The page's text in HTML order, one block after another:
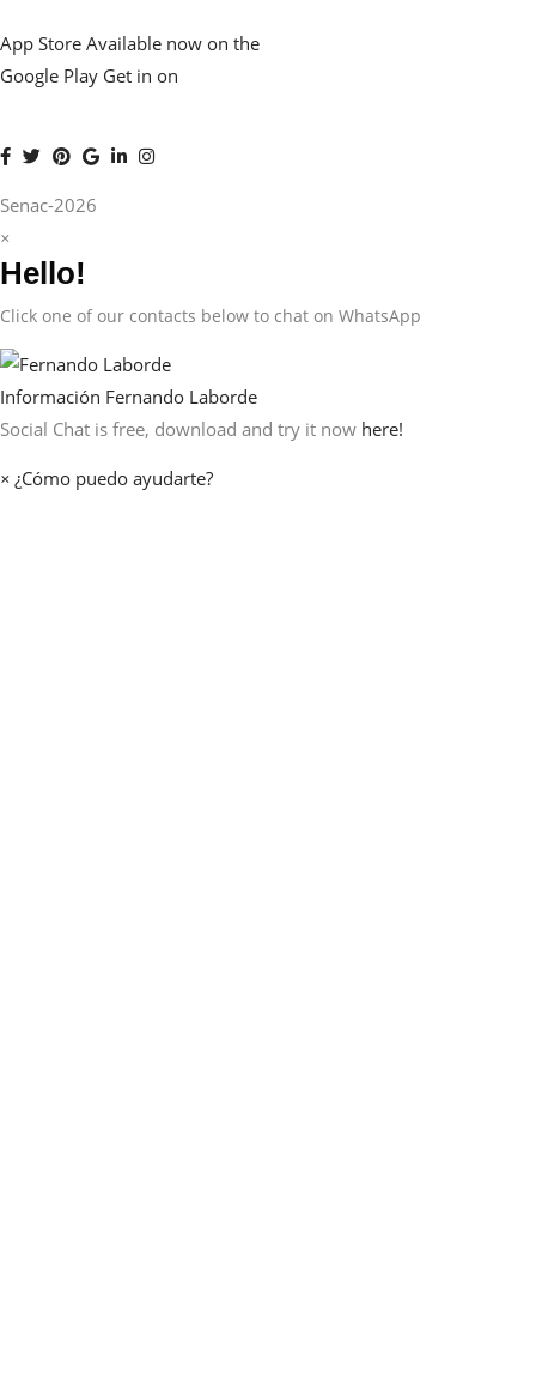
App Store Available now on the
Google Play Get in on
Senac-2026
×
Hello!
Click one of our contacts below to chat on WhatsApp
Información Fernando Laborde
Social Chat is free, download and try it now here!
× ¿Cómo puedo ayudarte?